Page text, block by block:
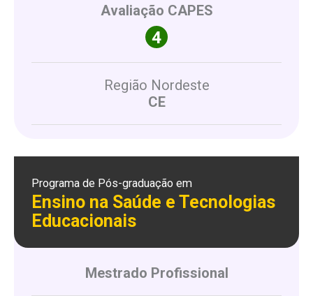
Avaliação CAPES
Região Nordeste
CE
Programa de Pós-graduação em
Ensino na Saúde e Tecnologias
Educacionais
Mestrado Profissional